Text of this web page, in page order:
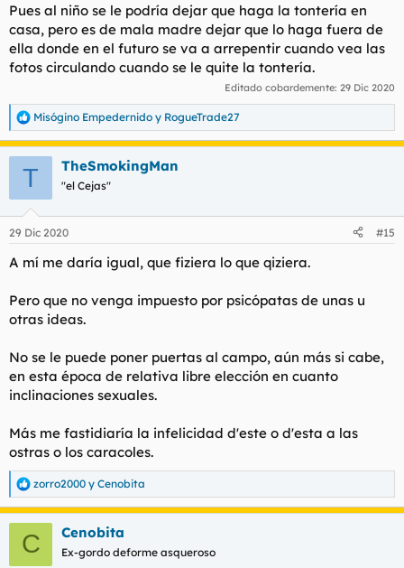
Pues al niño se le podría dejar que haga la tontería en
casa, pero es de mala madre dejar que lo haga fuera de
ella donde en el futuro se va a arrepentir cuando vea las
fotos circulando cuando se le quite la tontería.
Editado cobardemente: 29 Dic 2020
R
e
a
e
:
Misógino Empedernido y RogueTrade27
T TheSmokingMan
"el Cejas"
29 Dic 2020 #15
A mí me daría igual, que fiziera lo que qiziera.
Pero que no venga impuesto por psicópatas de unas u
otras ideas.
No se le puede poner puertas al campo, aún más si cabe,
en esta época de relativa libre elección en cuanto
inclinaciones sexuales.
Más me fastidiaría la infelicidad d'este o d'esta a las
ostras o los caracoles.
R
e
a
zorro2000 y Cenobita
C Cenobita
Ex-gordo deforme asqueroso